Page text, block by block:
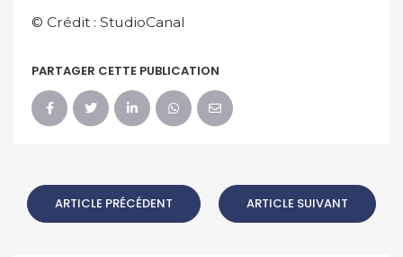
© Crédit : StudioCanal
PARTAGER CETTE PUBLICATION
ARTICLE PRÉCÉDENT ARTICLE SUIVANT